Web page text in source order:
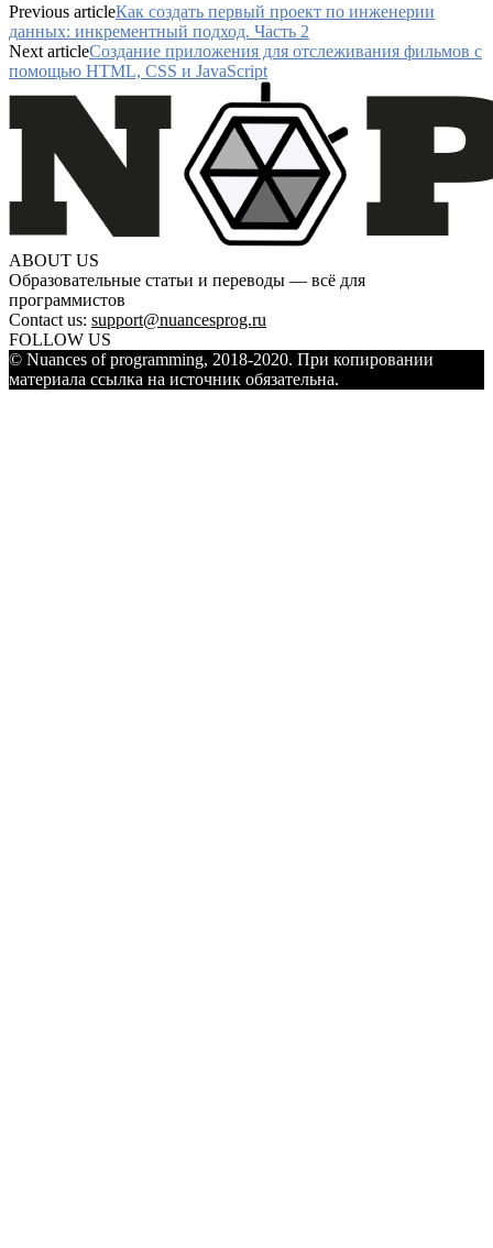
Previous articleКак создать первый проект по инженерии
данных: инкрементный подход. Часть 2
Next articleСоздание приложения для отслеживания фильмов с
помощью HTML, CSS и JavaScript
ABOUT US
Образовательные статьи и переводы — всё для
программистов
Contact us: support@nuancesprog.ru
FOLLOW US
© Nuances of programming, 2018-2020. При копировании
материала ссылка на источник обязательна.